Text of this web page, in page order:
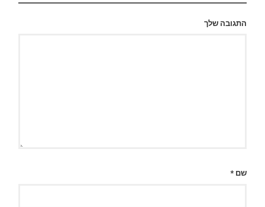
התגובה שלך
שם*